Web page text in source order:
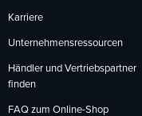
Karriere
Unternehmensressourcen
Händler und Vertriebspartner
finden
FAQ zum Online-Shop